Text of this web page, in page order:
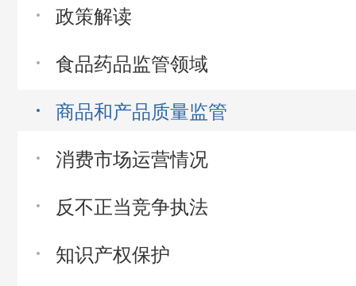
政策解读
食品药品监管领域
商品和产品质量监管
消费市场运营情况
反不正当竞争执法
知识产权保护